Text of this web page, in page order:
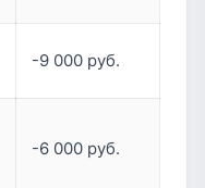
-9 000 руб.
-6 000 руб.